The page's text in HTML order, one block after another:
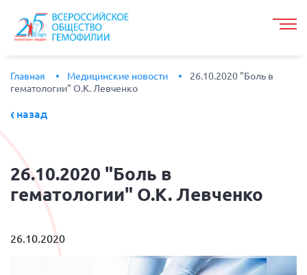
Главная Медицинские новости
26.10.2020 "Боль в
гематологии" О.К. Левченко
назад
26.10.2020 "Боль в
гематологии" О.К. Левченко
26.10.2020